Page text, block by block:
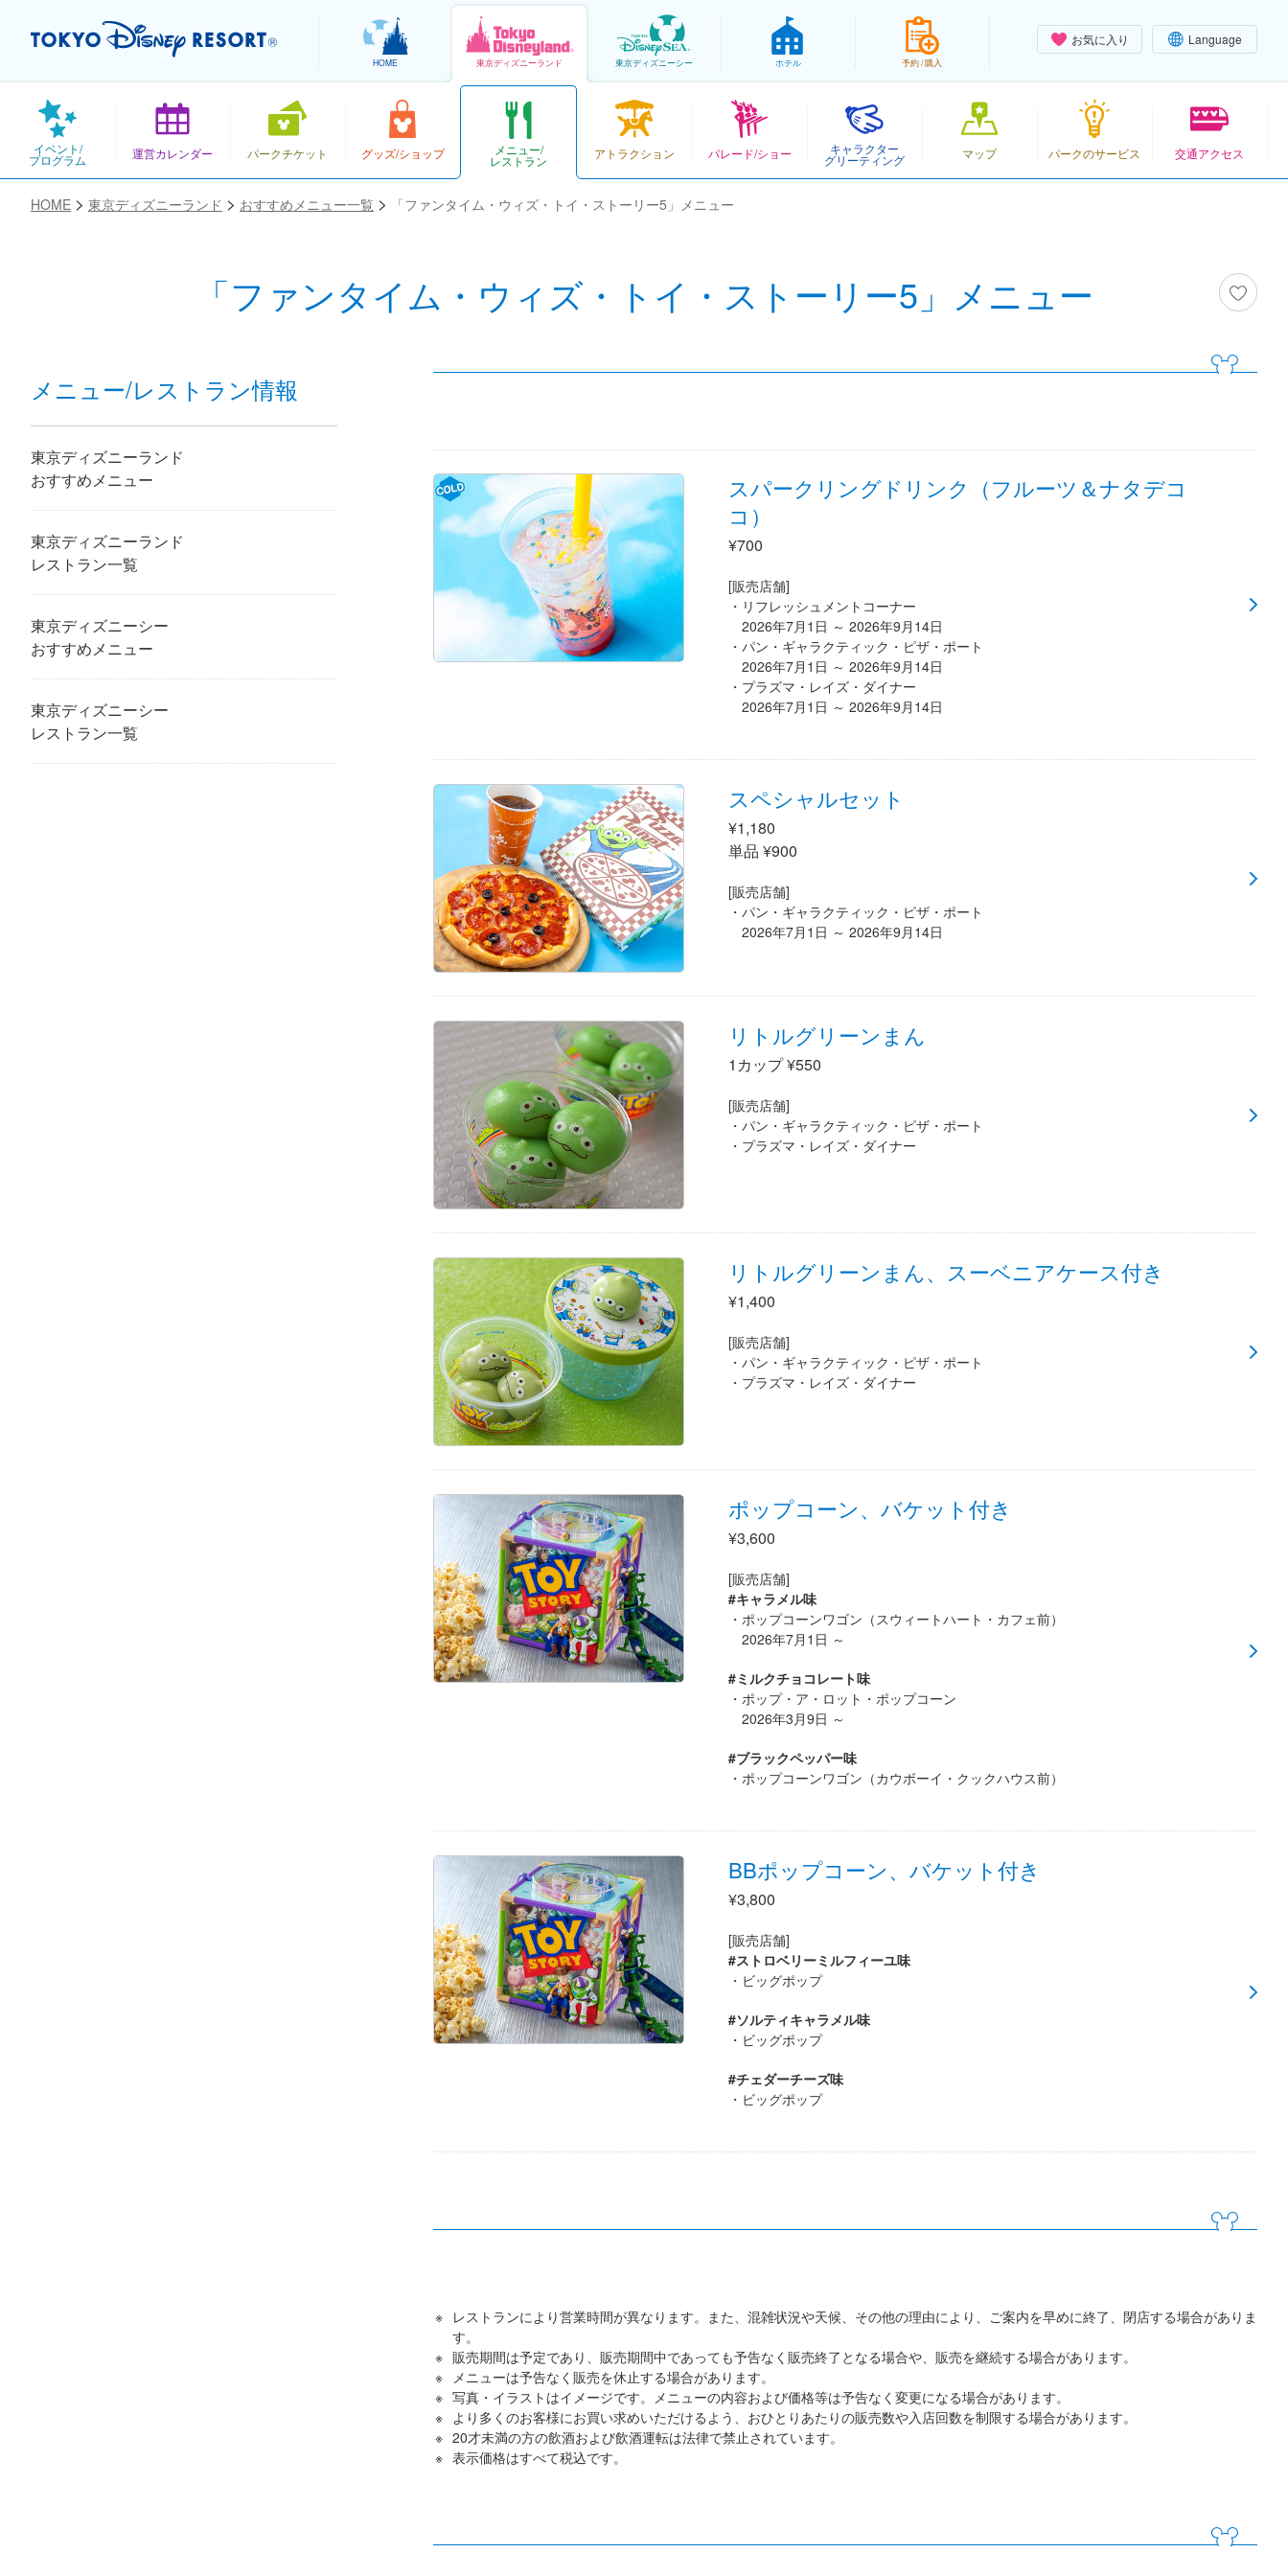
お気に入り Language
HOME 東京ディズニーランド 東京ディズニーシー ホテル 予約 / 購入
イベント/
プログラム 運営カレンダー パークチケット グッズ/ショップ メニュー/
レストラン アトラクション パレード/ショー キャラクター
グリーティング マップ パークのサービス 交通アクセス
HOME 東京ディズニーランド おすすめメニュー一覧 「ファンタイム・ウィズ・トイ・ストーリー5」メニュー
「ファンタイム・ウィズ・トイ・ストーリー5」メニュー
お気に入り
スパークリングドリンク（フルーツ＆ナタデコ
コ）
¥700
[販売店舗]
リフレッシュメントコーナー
2026年7月1日 ～ 2026年9月14日
パン・ギャラクティック・ピザ・ポート
2026年7月1日 ～ 2026年9月14日
プラズマ・レイズ・ダイナー
2026年7月1日 ～ 2026年9月14日
スペシャルセット
¥1,180
単品 ¥900
[販売店舗]
パン・ギャラクティック・ピザ・ポート
2026年7月1日 ～ 2026年9月14日
リトルグリーンまん
1カップ ¥550
[販売店舗]
パン・ギャラクティック・ピザ・ポート
プラズマ・レイズ・ダイナー
リトルグリーンまん、スーベニアケース付き
¥1,400
[販売店舗]
パン・ギャラクティック・ピザ・ポート
プラズマ・レイズ・ダイナー
ポップコーン、バケット付き
¥3,600
[販売店舗]
#キャラメル味
ポップコーンワゴン（スウィートハート・カフェ前）
2026年7月1日 ～
#ミルクチョコレート味
ポップ・ア・ロット・ポップコーン
2026年3月9日 ～
#ブラックペッパー味
ポップコーンワゴン（カウボーイ・クックハウス前）
BBポップコーン、バケット付き
¥3,800
[販売店舗]
#ストロベリーミルフィーユ味
ビッグポップ
#ソルティキャラメル味
ビッグポップ
#チェダーチーズ味
ビッグポップ
レストランにより営業時間が異なります。また、混雑状況や天候、その他の理由により、ご案内を早めに終了、閉店する場合がありま
す。
販売期間は予定であり、販売期間中であっても予告なく販売終了となる場合や、販売を継続する場合があります。
メニューは予告なく販売を休止する場合があります。
写真・イラストはイメージです。メニューの内容および価格等は予告なく変更になる場合があります。
より多くのお客様にお買い求めいただけるよう、おひとりあたりの販売数や入店回数を制限する場合があります。
20才未満の方の飲酒および飲酒運転は法律で禁止されています。
表⽰価格はすべて税込です。
メニュー/レストラン情報
東京ディズニーランド
おすすめメニュー
東京ディズニーランド
レストラン一覧
東京ディズニーシー
おすすめメニュー
東京ディズニーシー
レストラン一覧